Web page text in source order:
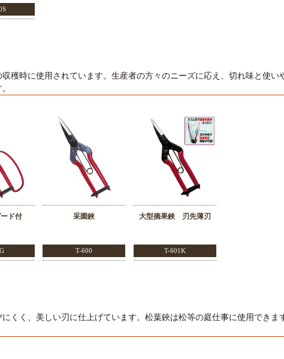
穫時に使用されています。生産者の方々のニーズに応え、切れ味と使い
ド付 采園鋏
T-600
大型摘果鋏 刃先薄刃
T-601K
くく、美しい刃に仕上げています。松葉鋏は松等の庭仕事に使用できま